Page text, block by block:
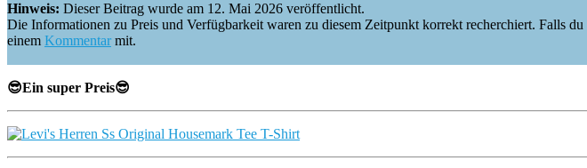
Hinweis: Dieser Beitrag wurde am 12. Mai 2026 veröffentlicht.
Die Informationen zu Preis und Verfügbarkeit waren zu diesem Zeitpunkt korrekt recherchiert. Falls
einem Kommentarmit.
😎Ein super Preis😎